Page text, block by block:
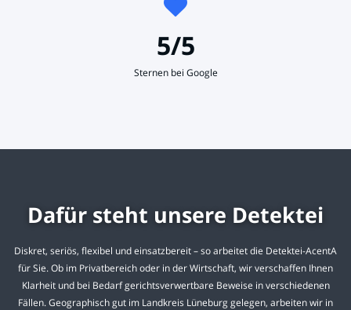
5/5
Sternen bei Google
Dafür steht unsere Detektei
Diskret, seriös, flexibel und einsatzbereit – so arbeitet die Detektei-AcentA
für Sie. Ob im Privatbereich oder in der Wirtschaft, wir verschaffen Ihnen
Klarheit und bei Bedarf gerichtsverwertbare Beweise in verschiedenen
Fällen. Geographisch gut im Landkreis Lüneburg gelegen, arbeiten wir in